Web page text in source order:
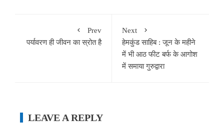
Prev
पर्यावरण ही जीवन का स्रोत है
Next
हेमकुंड साहिब : जून के महीने
में भी आठ फीट बर्फ के आगोश
में समाया गुरुद्वारा
LEAVE A REPLY